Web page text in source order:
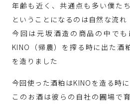
年齢も近く、共通点も多い僕た
ということになるのは自然な流れ
今回は元坂酒造の商品の中でも
KINO（帰農）を搾る時に出た酒
を造りました
今回使った酒粕はKINOを造る時
このお酒は彼らの自社の圃場で